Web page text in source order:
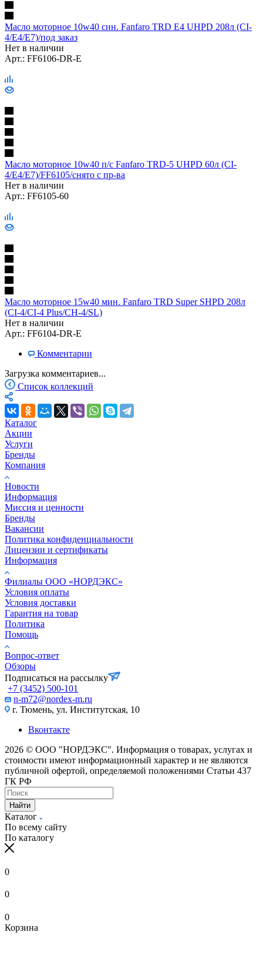
Масло моторное 10w40 син. Fanfaro TRD E4 UHPD 208л (CI-
4/E4/E7)/под заказ
Нет в наличии
Арт.: FF6106-DR-E
Масло моторное 10w40 п/с Fanfaro TRD-5 UHPD 60л (CI-
4/E4/E7)/FF6105/снято с пр-ва
Нет в наличии
Арт.: FF6105-60
Масло моторное 15w40 мин. Fanfaro TRD Super SHPD 208л
(CI-4/CI-4 Plus/CH-4/SL)
Нет в наличии
Арт.: FF6104-DR-E
Комментарии
Загрузка комментариев...
Список коллекций
Каталог
Акции
Услуги
Бренды
Компания
Новости
Информация
Миссия и ценности
Бренды
Вакансии
Политика конфиденциальности
Лицензии и сертификаты
Информация
Филиалы ООО «НОРДЭКС»
Условия оплаты
Условия доставки
Гарантия на товар
Политика
Помощь
Вопрос-ответ
Обзоры
Подписаться на рассылку
+7 (3452) 500-101
n-m72@nordex-m.ru
г. Тюмень, ул. Институтская, 10
Вконтакте
2026 © ООО "НОРДЭКС". Информация о товарах, услугах и
стоимости имеют информационный характер и не являются
публичной офертой, определяемой положениями Статьи 437
ГК РФ
Найти
Каталог
По всему сайту
По каталогу
0
0
0
Корзина